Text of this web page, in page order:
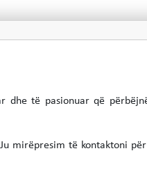
dhe të pasionuar që
mirëpresim të kontaktoni